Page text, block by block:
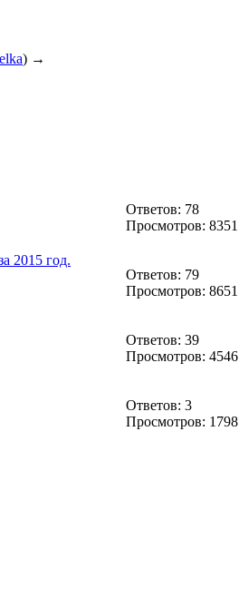
) →
Ответов: 78
Просмотров: 8351
2015 год.
Ответов: 79
Просмотров: 8651
Ответов: 39
Просмотров: 4546
Ответов: 3
Просмотров: 1798